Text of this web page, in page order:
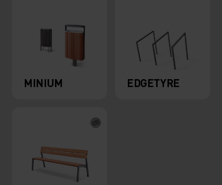
MINIUM EDGETYRE